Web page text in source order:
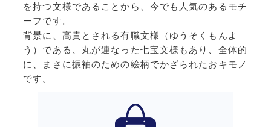
を持つ文様であることから、今でも人気のあるモチ
ーフです。
背景に、高貴とされる有職文様（ゆうそくもんよ
う）である、丸が連なった七宝文様もあり、全体的
に、まさに振袖のための絵柄でかざられたおキモノ
です。